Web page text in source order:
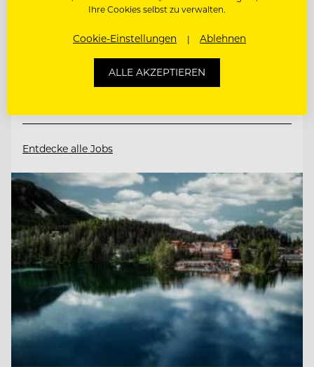
WIR BITTEN ZU TISCH. UND FREUEN UNS
AUF WEGBEGLEITERINN
Entdecke alle Jobs
Ihre Cookies selbst zu verwalten.
Cookie-Einstellungen Ablehnen
ALLE AKZEPTIEREN